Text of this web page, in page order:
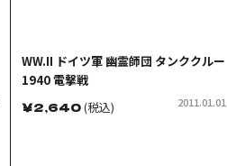
WW.II ドイツ軍 幽霊師団 タンククルー
1940 電撃戦
￥2,640(税込) 2011.01.01